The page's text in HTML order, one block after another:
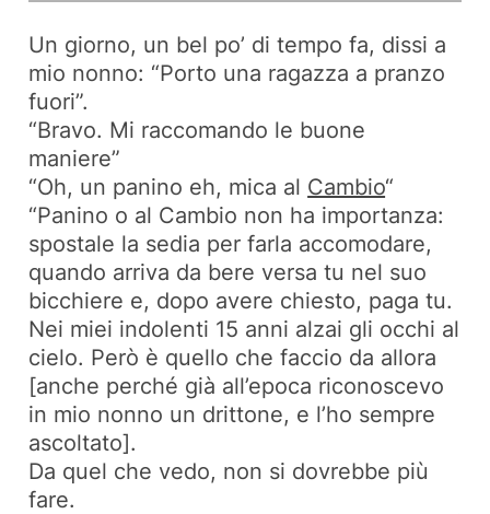
Un giorno, un bel po’ di tempo fa, dissi a
mio nonno: “Porto una ragazza a pranzo
fuori”.
“Bravo. Mi raccomando le buone
maniere”
“Oh, un panino eh, mica al Cambio“
“Panino o al Cambio non ha importanza:
spostale la sedia per farla accomodare,
quando arriva da bere versa tu nel suo
bicchiere e, dopo avere chiesto, paga tu.
Nei miei indolenti 15 anni alzai gli occhi al
cielo. Però è quello che faccio da allora
[anche perché già all’epoca riconoscevo
in mio nonno un drittone, e l’ho sempre
ascoltato].
Da quel che vedo, non si dovrebbe più
fare.